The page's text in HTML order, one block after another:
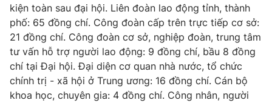
VTV Money VTV Thể thao
VTV Sức khoẻ Bất động sản
Thị trường 24h Tấm lòng Việt
kiện toàn sau đại hội. Liên đoàn lao động tỉnh, thành
phố: 65 đồng chí. Công đoàn cấp trên trực tiếp cơ sở:
21 đồng chí. Công đoàn cơ sở, nghiệp đoàn, trung tâm
tư vấn hỗ trợ người lao động: 9 đồng chí, bầu 8 đồng
chí tại Đại hội. Đại diện cơ quan nhà nước, tổ chức
chính trị - xã hội ở Trung ương: 16 đồng chí. Cán bộ
khoa học, chuyên gia: 4 đồng chí. Công nhân, người